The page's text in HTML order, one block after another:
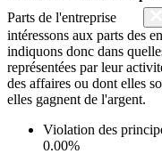
Parts de l'entreprise
intéressons aux parts des
indiquons donc dans
représentées par leur
des affaires ou dont elles
elles gagnent de l'argent.
Violation des
0.00%